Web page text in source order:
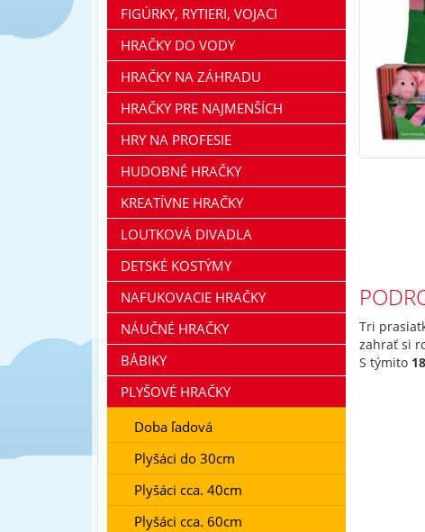
Tri
zahrať si
S týmito
FIGÚRKY, RYTIERI, VOJACI
HRAČKY DO VODY
HRAČKY NA ZÁHRADU
HRAČKY PRE NAJMENŠÍCH
HRY NA PROFESIE
HUDOBNÉ HRAČKY
KREATÍVNE HRAČKY
LOUTKOVÁ DIVADLA
DETSKÉ KOSTÝMY
NAFUKOVACIE HRAČKY
NÁUČNÉ HRAČKY
BÁBIKY
PLYŠOVÉ HRAČKY
Doba ľadová
Plyšáci do 30cm
Plyšáci cca. 40cm
Plyšáci cca. 60cm